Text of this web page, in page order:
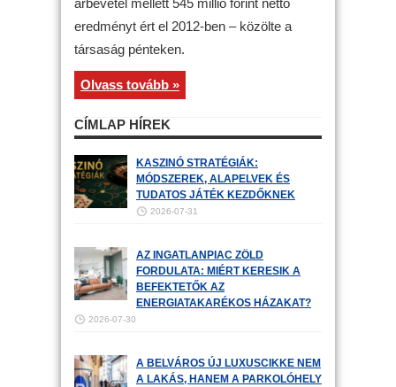
eredményt ért el 2012-ben – közölte a
társaság pénteken.
Olvass tovább »
CÍMLAP HÍREK
KASZINÓ STRATÉGIÁK:
MÓDSZEREK, ALAPELVEK ÉS
TUDATOS JÁTÉK KEZDŐKNEK
2026-07-31
AZ INGATLANPIAC ZÖLD
FORDULATA: MIÉRT KERESIK A
BEFEKTETŐK AZ
ENERGIATAKARÉKOS HÁZAKAT?
2026-07-30
A BELVÁROS ÚJ LUXUSCIKKE NEM
A LAKÁS, HANEM A PARKOLÓHELY